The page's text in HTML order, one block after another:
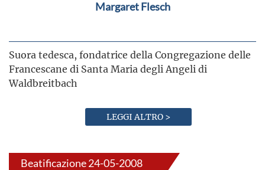
Margaret Flesch
Suora tedesca, fondatrice della Congregazione delle
Francescane di Santa Maria degli Angeli di
Waldbreitbach
LEGGI ALTRO >
Beatificazione 24-05-2008